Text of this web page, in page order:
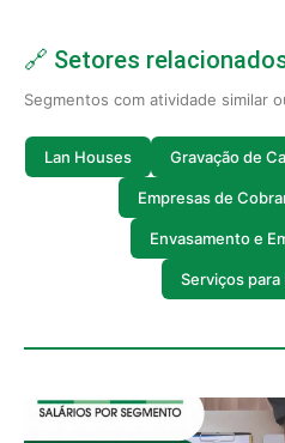
🔗 Setores
Segmentos com atividade similar
Lan Houses Gravação de
Empresas de
Envasamento e
Serviços para